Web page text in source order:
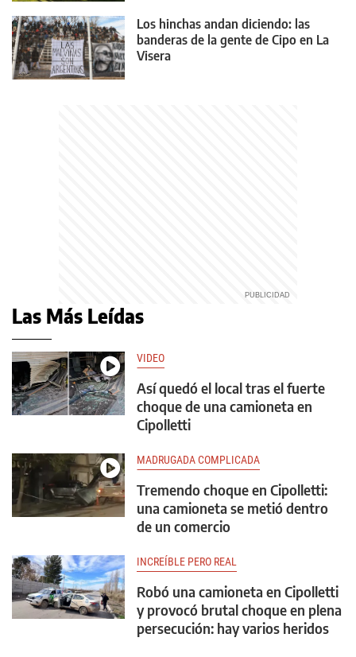
Los hinchas andan diciendo: las
banderas de la gente de Cipo en La
Visera
Las Más Leídas
VIDEO
Así quedó el local tras el fuerte
choque de una camioneta en
Cipolletti
MADRUGADA COMPLICADA
Tremendo choque en Cipolletti:
una camioneta se metió dentro
de un comercio
INCREÍBLE PERO REAL
Robó una camioneta en Cipolletti
y provocó brutal choque en plena
persecución: hay varios heridos